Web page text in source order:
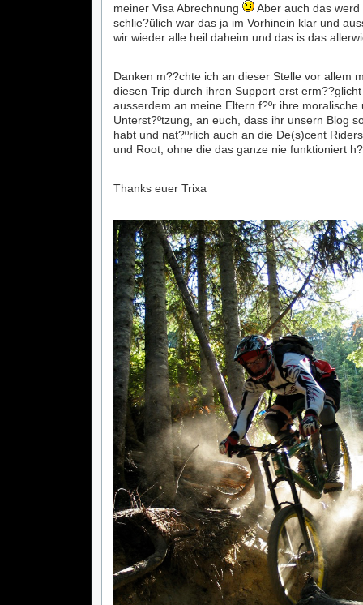
meiner Visa Abrechnung
Aber auch das werd
schlie?ülich war das ja im Vorhinein klar und
wir wieder alle heil daheim und das is das
Danken m??chte ich an dieser Stelle vor allem
diesen Trip durch ihren Support erst
ausserdem an meine Eltern f?ºr ihre moralische
Unterst?ºtzung, an euch, dass ihr unsern Blog
habt und nat?ºrlich auch an die De(s)cent
und Root, ohne die das ganze nie funktioniert
Thanks euer Trixa